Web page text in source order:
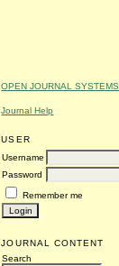
OPEN JOURNAL SYSTEMS
Journal Help
USER
Username
Password
Remember me
JOURNAL CONTENT
Search